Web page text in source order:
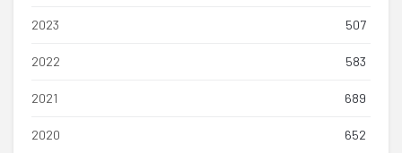
2023 507
2022 583
2021 689
2020 652